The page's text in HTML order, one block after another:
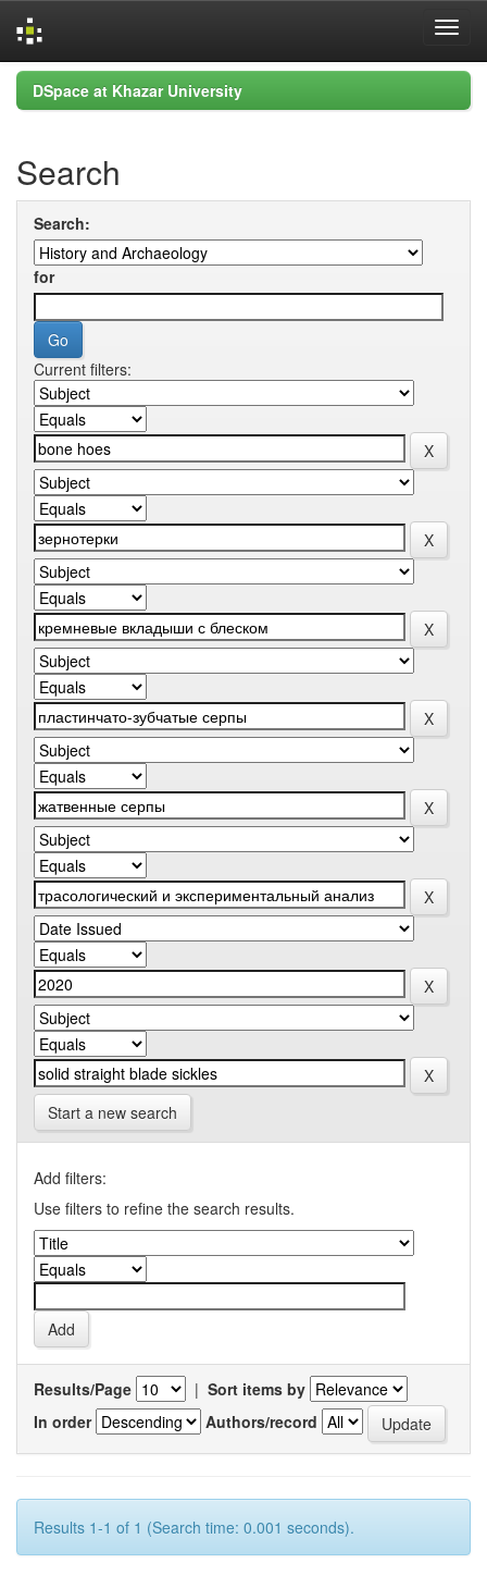
Skip
navigation
DSpace at Khazar University
Search
Search:
for
Current filters:
Start a new search
Add filters:
Use filters to refine the search results.
Results/Page | Sort items by
In order
Authors/record
Results 1-1 of 1 (Search time: 0.001 seconds).